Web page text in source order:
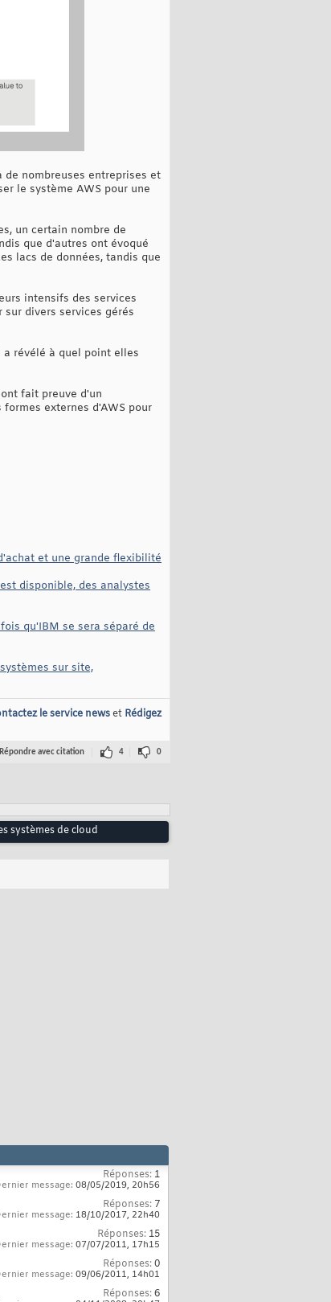
nombreuses entreprises et
le système AWS pour une
un certain nombre de
que d'autres ont évoqué
lacs de données, tandis que
intensifs des services
divers services gérés
a révélé à quel point elles
fait preuve d'un
externes d'AWS pour
et une grande flexibilité
disponible, des analystes
qu'IBM se sera séparé de
sur site,
le service newset Rédigez
Répondre avec citation 4 0
systèmes de cloud
Réponses: 1
message: 08/05/2019, 20h56
Réponses: 7
message: 18/10/2017, 22h40
Réponses: 15
message: 07/07/2011, 17h15
Réponses:0
message: 09/06/2011, 14h01
Réponses:6